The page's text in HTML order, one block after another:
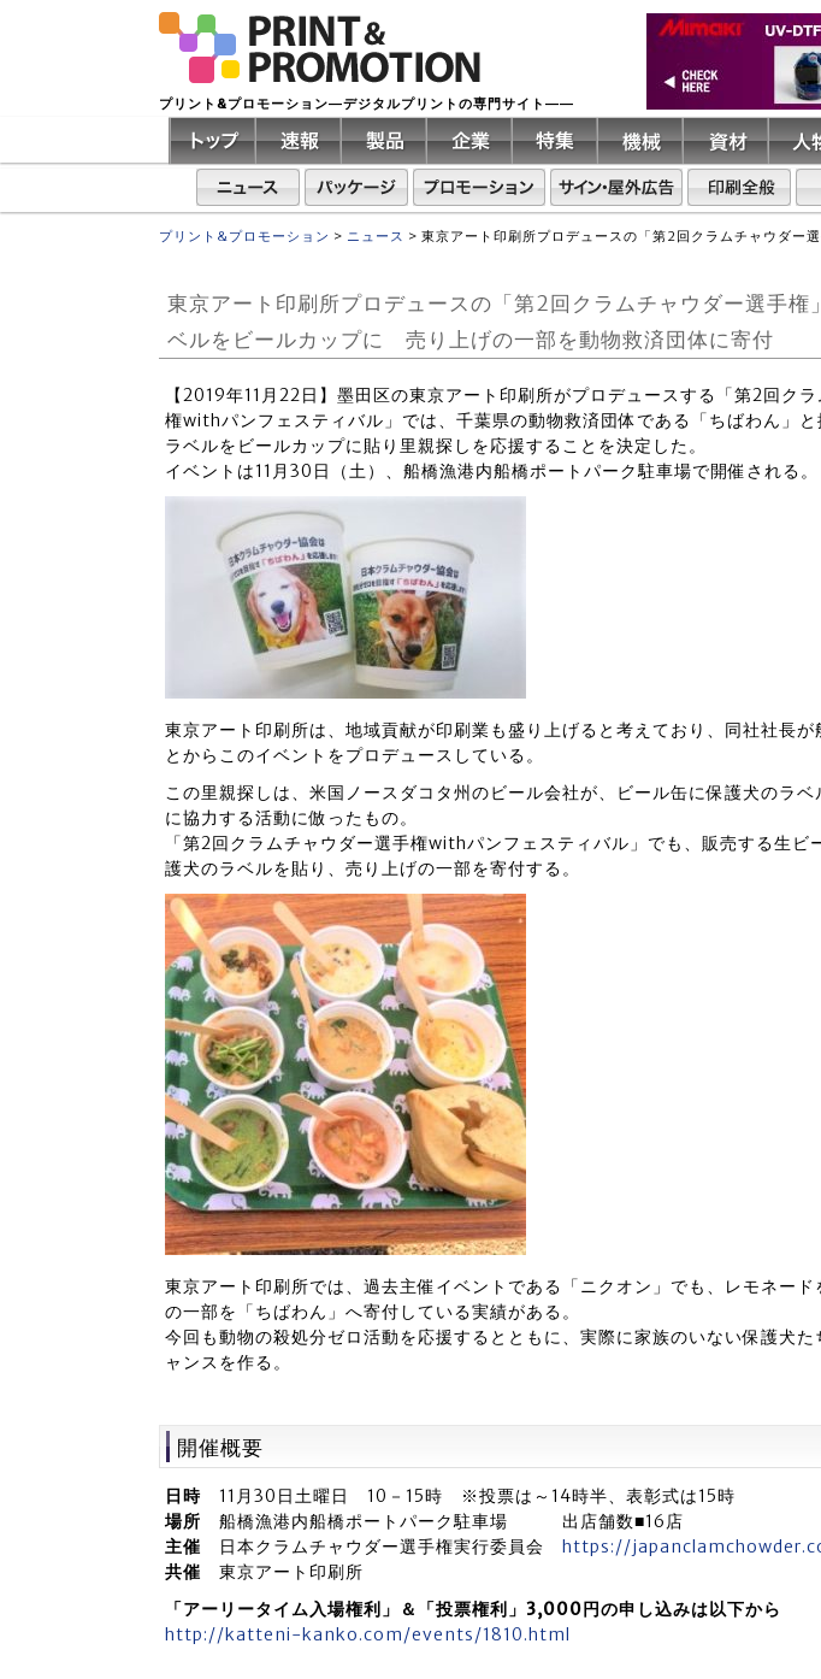
プリント&プロモーション―デジタルプリントの専門サイト――
プリント&プロモーション > ニュース > 東京アート印刷所プロデュースの「第2回クラムチャウダ
東京アート印刷所プロデュースの「第2回クラムチャウダー選手
ベルをビールカップに 売り上げの一部を動物救済団体に寄付
【2019年11月22日】墨田区の東京アート印刷所がプロデュースする「第2回ク
権withパンフェスティバル」では、千葉県の動物救済団体である「ちばわん」
ラベルをビールカップに貼り里親探しを応援することを決定した。
イベントは11月30日（土）、船橋漁港内船橋ポートパーク駐車場で開催される。
東京アート印刷所は、地域貢献が印刷業も盛り上げると考えており、同社社長が
とからこのイベントをプロデュースしている。
この里親探しは、米国ノースダコタ州のビール会社が、ビール缶に保護犬のラベ
に協力する活動に倣ったもの。
「第2回クラムチャウダー選手権withパンフェスティバル」でも、販売する生ビ
護犬のラベルを貼り、売り上げの一部を寄付する。
東京アート印刷所では、過去主催イベントである「ニクオン」でも、レモネード
の一部を「ちばわん」へ寄付している実績がある。
今回も動物の殺処分ゼロ活動を応援するとともに、実際に家族のいない保護犬た
ャンスを作る。
開催概要
日時 11月30日土曜日 10－15時 ※投票は～14時半、表彰式は15時
場所 船橋漁港内船橋ポートパーク駐車場 出店舗数■16店
主催 日本クラムチャウダー選手権実行委員会 https://
共催 東京アート印刷所
「アーリータイム入場権利」＆「投票権利」3,000円の申し込みは以下から
http://katteni-kanko.com/events/1810.html